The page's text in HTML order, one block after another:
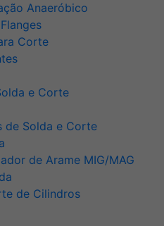
Anaeróbico
Corte
e Corte
de Solda e Corte
de Arame MIG/MAG
de Cilindros